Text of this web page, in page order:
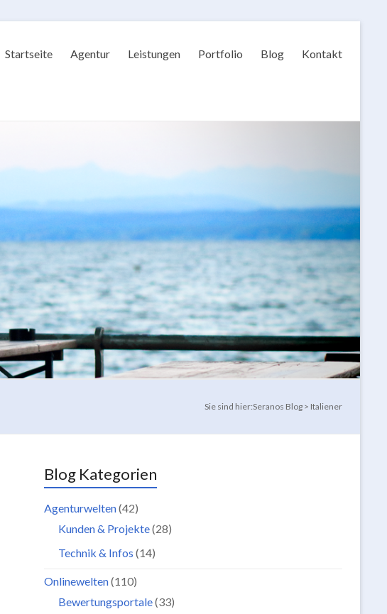
Startseite Agentur Leistungen Portfolio Blog Kontakt
Sie sind hier:Seranos Blog > Italiener
Blog Kategorien
Agenturwelten(42)
Kunden & Projekte(28)
Technik & Infos (14)
Onlinewelten(110)
Bewertungsportale(33)